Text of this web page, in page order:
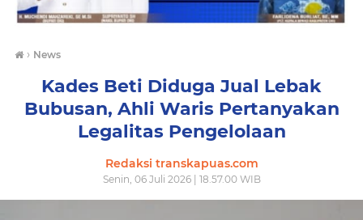
› News
Kades Beti Diduga Jual Lebak
Bubusan, Ahli Waris Pertanyakan
Legalitas Pengelolaan
Redaksi transkapuas.com
Senin, 06 Juli 2026 | 18.57.00 WIB